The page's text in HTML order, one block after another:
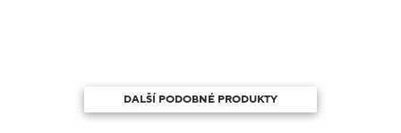
DALŠÍ PODOBNÉ PRODUKTY